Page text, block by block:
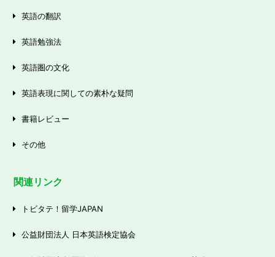
英語の翻訳
英語勉強法
英語圏の文化
英語表現に関しての素朴な疑問
書籍レビュー
その他
関連リンク
トビタテ！留学JAPAN
公益財団法人 日本英語検定協会